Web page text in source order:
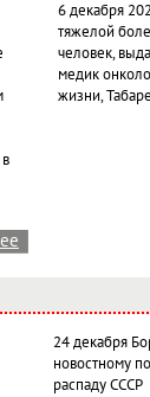
6 декабря
тяжелой
человек,
медик
жизни,
24 декабря
новостному
распаду СССР